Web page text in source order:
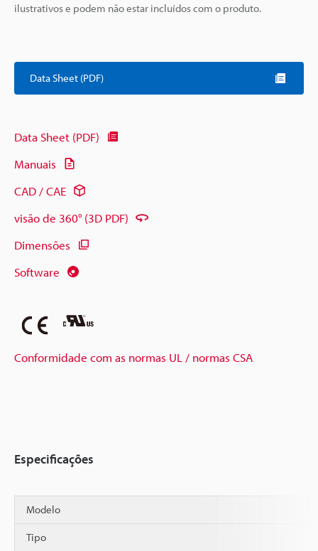
ilustrativos e podem não estar incluídos com o produto.
Data Sheet (PDF)
Data Sheet (PDF)
Manuais
CAD / CAE
visão de 360° (3D PDF)
Dimensões
Software
Conformidade com as normas UL / normas CSA
Especificações
Modelo
Tipo